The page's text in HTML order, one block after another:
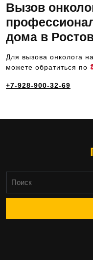
Вызов
дома в
Для вызова онколога
можете обратиться по
+7-928-900-32-69